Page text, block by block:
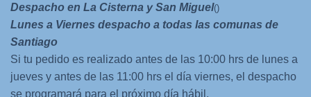
Despacho en La Cisterna y San Miguel()
Lunes a Viernes despacho a todas las comunas de
Santiago
Si tu pedido es realizado antes de las 10:00 hrs de lunes a
jueves y antes de las 11:00 hrs el día viernes, el despacho
se programará para el próximo día hábil.